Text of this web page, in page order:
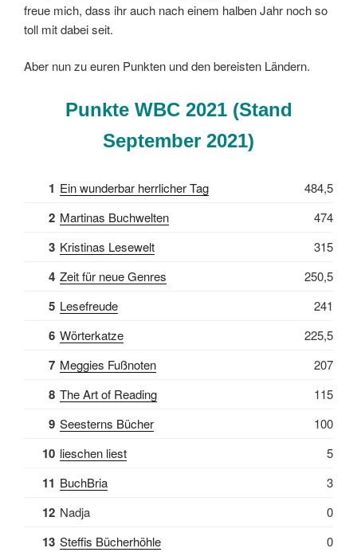
freue mich, dass ihr auch nach einem halben Jahr noch so
toll mit dabei seit.
Aber nun zu euren Punkten und den bereisten Ländern.
Punkte WBC 2021 (Stand
September 2021)
1 Ein wunderbar herrlicher Tag 484,5
2 Martinas Buchwelten 474
3 Kristinas Lesewelt 315
4 Zeit für neue Genres 250,5
5 Lesefreude 241
6 Wörterkatze 225,5
7 Meggies Fußnoten 207
8 The Art of Reading 115
9 Seesterns Bücher 100
10 lieschen liest 5
11 BuchBria 3
12 Nadja 0
13 Steffis Bücherhöhle 0